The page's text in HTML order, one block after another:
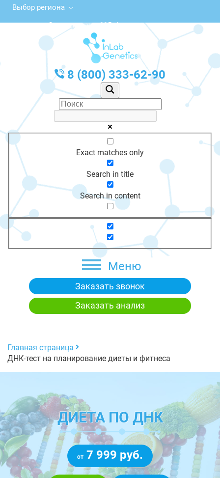
Выбор региона
Советская ул., 115, Аткарск
с 10:00 до 20:00
График работы: Пн-Пт с 10:00 до 20:00
8 (800) 333-62-90
Exact matches only
Search in title
Search in content
Меню
Заказать звонок
Заказать анализ
Главная страница
ДНК-тест на планирование диеты и фитнеса
ДИЕТА ПО ДНК
от 7 999 руб.